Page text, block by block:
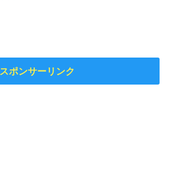
スポンサーリンク